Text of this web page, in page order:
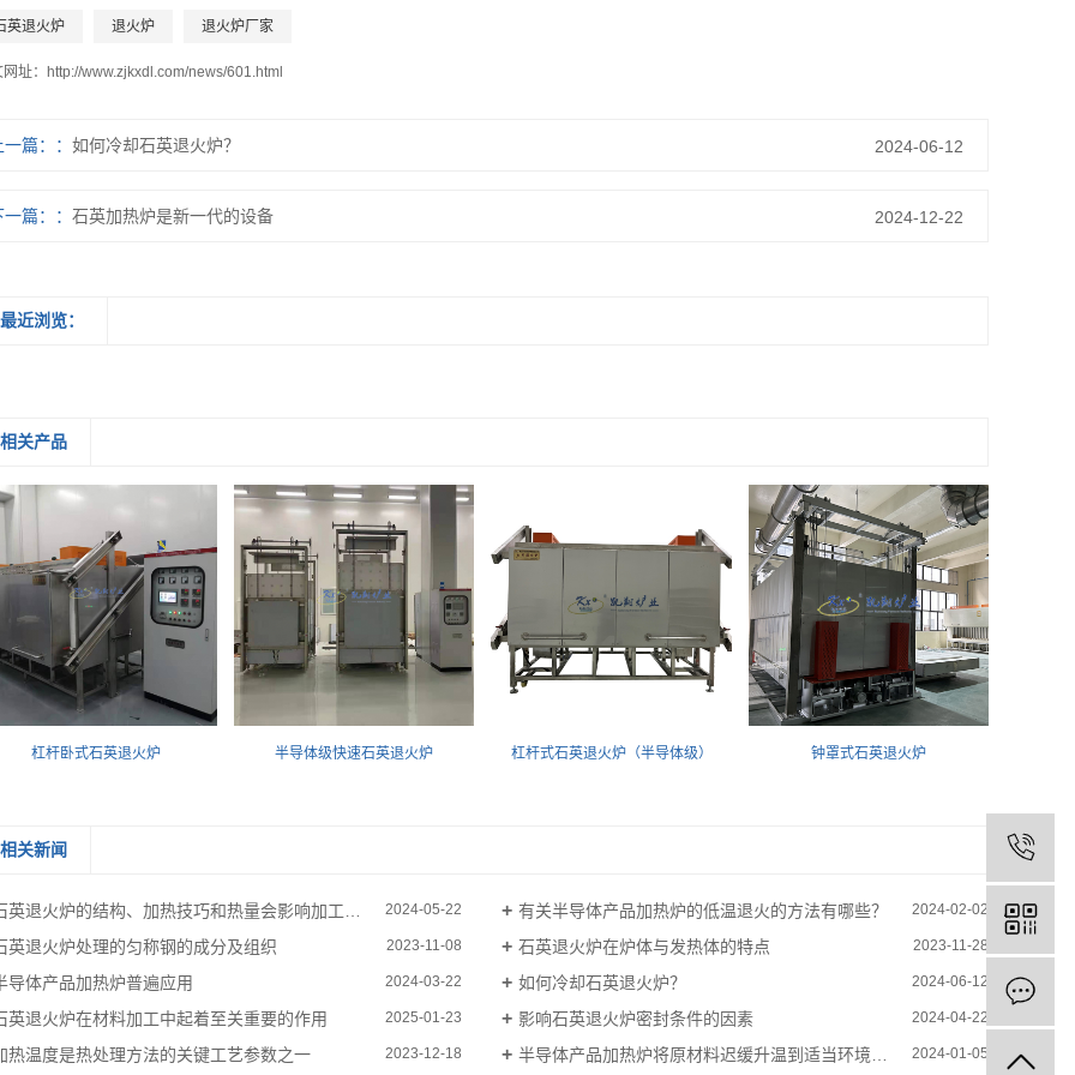
英退火炉 退火炉 退火炉厂家
址： http://www.zjkxdl.com/news/601.html
篇： 如何冷却石英退火炉？ 2024-06-12
篇： 石英加热炉是新一代的设备 2024-12-22
最近浏览：
相关产品
杠杆卧式石英退火炉 半导体级快速石英退火炉 杠杆式石英退火炉（半导体级） 钟罩式石英退火炉
相关新闻
英退火炉的结构、加热技巧和热量会影响加工质量 2024-05-22 有关半导体产品加热炉的低温退火的方法有哪些？ 2024-02-02
英退火炉处理的匀称钢的成分及组织 2023-11-08 石英退火炉在炉体与发热体的特点 2023-11-28
导体产品加热炉普遍应用 2024-03-22 如何冷却石英退火炉？ 2024-06-12
英退火炉在材料加工中起着至关重要的作用 2025-01-23 影响石英退火炉密封条件的因素 2024-04-22
热温度是热处理方法的关键工艺参数之一 2023-12-18 半导体产品加热炉将原材料迟缓升温到适当环境温度 2024-01-05